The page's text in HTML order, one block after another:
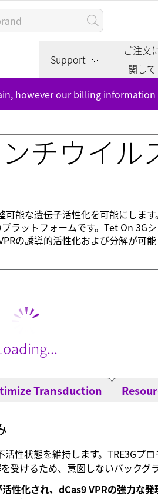
Support
ご注文
関して
however our billing information
チウイル
能な遺伝子活性化を可能にします
ラットフォームです。Tet On 3G
の誘導的活性化および分解が可
Transduction
性状態を維持します。TRE3Gプ
受けるため、意図しないバックグ
性化され、dCas9 VPRの強力な